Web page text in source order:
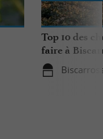
Top 10 des
faire à